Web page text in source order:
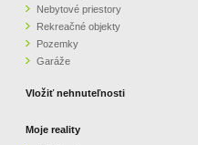
Nebytové priestory
Rekreačné objekty
Pozemky
Garáže
Vložiť nehnuteľnosti
Moje reality